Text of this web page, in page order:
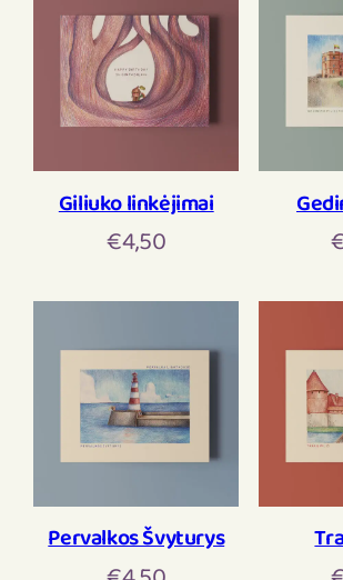
Giliuko linkėjimai
€4,50
Pervalkos Švyturys